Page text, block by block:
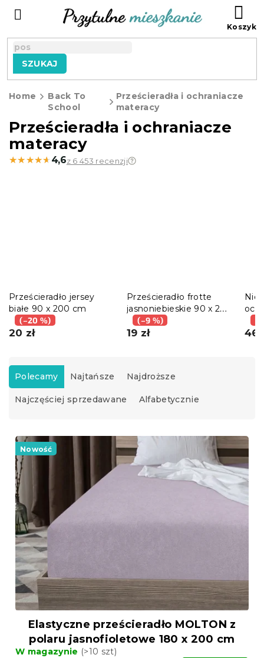
SZUKAJ
Home
Back To
School
Prześcieradła i ochraniacze
materacy
Prześcieradła i ochraniacze
materacy
★★★★★
★★★★★ 4,6z 6 453 recenzji
Prześcieradło jersey
białe 90 x 200 cm
(–20 %)
20 zł
Prześcieradło frotte
jasnoniebieskie 90 x 200
cm(–9 %)
19 zł
cm
46
S
o
r
n
e
p
o
d
u
k
ó
w
Polecamy Najtańsze Najdroższe
Najczęściej sprzedawane Alfabetycznie
L
p
o
d
u
k
ó
w
Nowość
Elastyczne prześcieradło MOLTON z
polaru jasnofioletowe 180 x 200 cm
W magazynie (>10 szt)